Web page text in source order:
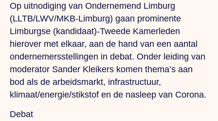
Op uitnodiging van Ondernemend Limburg
(LLTB/LWV/MKB-Limburg) gaan prominente
Limburgse (kandidaat)-Tweede Kamerleden
hierover met elkaar, aan de hand van een aantal
ondernemersstellingen in debat. Onder leiding van
moderator Sander Kleikers komen thema’s aan
bod als de arbeidsmarkt, infrastructuur,
klimaat/energie/stikstof en de nasleep van Corona.
Debat